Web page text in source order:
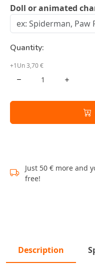
Doll or animated
Quantity:
+1Un 3,70 €
Just 50 € more and
free!
Description